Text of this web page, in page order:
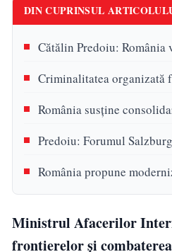
DIN CUPRINSUL
Cătălin Predoiu:
Criminalitatea organizată
România susține
Predoiu: Forumul
România propune
Ministrul Afacerilor
frontierelor și